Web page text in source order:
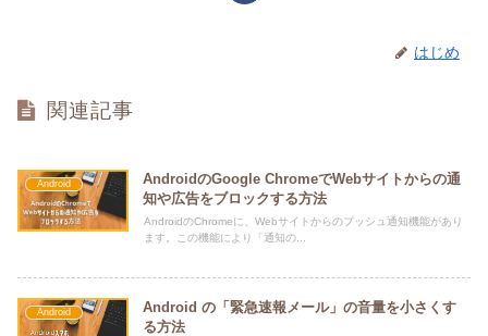
はじめ
関連記事
Android
AndroidのGoogle ChromeでWebサイトからの通
知や広告をブロックする方法
AndroidのChromeに、Webサイトからのプッシュ通知機能があり
ます。この機能により「通知の...
Android
Android の「緊急速報メール」の音量を小さくす
る方法